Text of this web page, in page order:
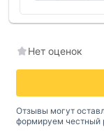
Нет оценок
Отзывы могут
формируем честный